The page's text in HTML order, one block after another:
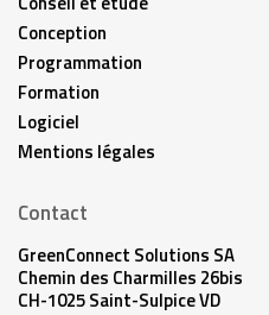
Conception
Programmation
Formation
Logiciel
Mentions légales
Contact
GreenConnect Solutions SA
Chemin des Charmilles 26bis
CH-1025 Saint-Sulpice VD